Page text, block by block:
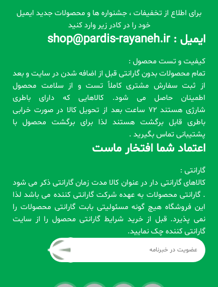
برای اطلاع از تخفیفات ، جشنواره ها و محصولات جدید ایمیل
خود را در کادر زیر وارد کنید
ایمیل : shop@pardis-rayaneh.ir
کیفیت و تست محصول :
تمام محصولات بدون گارانتی قبل از اضافه شدن در سایت و بعد
از ثبت سفارش مشتری کاملاً تست و از سلامت محصول
اطمینان حاصل می شود. کالاهایی که دارای باطری
شارژی هستند 72 ساعت بعد از تحویل کالا در صورت خرابی
باطری قابل برگشت هستند لذا برای برگشت محصول با
پشتیبانی تماس بگیرید .
اعتماد شما افتخار ماست
گارانتی :
کالاهای گارانتی دار در عنوان کالا مدت زمان گارانتی ذکر می شود
. گارانتی محصولات به عهده شرکت گارانتی کننده می باشد لذا
این فروشگاه هیچ گونه مسئولیتی بابت گارانتی محصولات را
نمی پذیرد. قبل از خرید شرایط گارانتی محصول را از سایت
گارانتی کننده چک نمایید.